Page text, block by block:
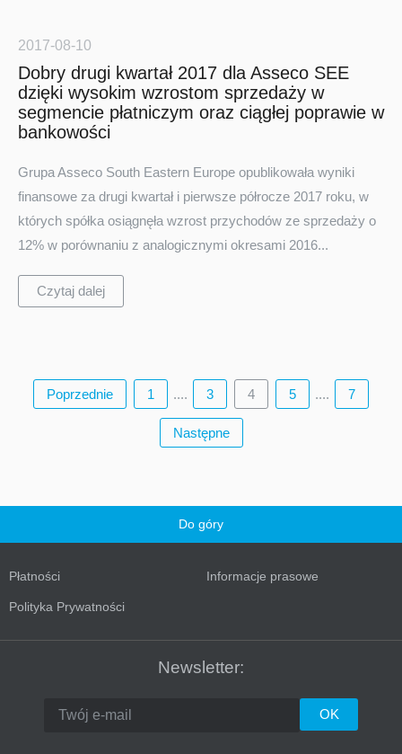
2017-08-10
Dobry drugi kwartał 2017 dla Asseco SEE
dzięki wysokim wzrostom sprzedaży w
segmencie płatniczym oraz ciągłej poprawie w
bankowości
Grupa Asseco South Eastern Europe opublikowała wyniki
finansowe za drugi kwartał i pierwsze półrocze 2017 roku, w
których spółka osiągnęła wzrost przychodów ze sprzedaży o
12% w porównaniu z analogicznymi okresami 2016...
Czytaj dalej
Poprzednie 1 .... 3 4 5 .... 7
Następne
Do góry
Płatności Informacje prasowe
Polityka Prywatności
Newsletter: